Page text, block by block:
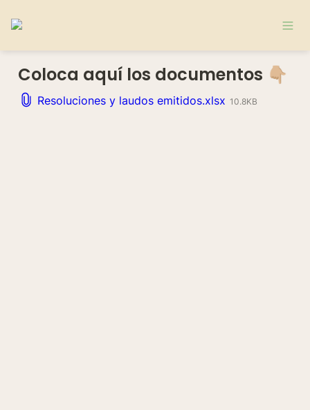
Coloca aquí los documentos 👇🏼
Resoluciones y laudos emitidos.xlsx 10.8KB